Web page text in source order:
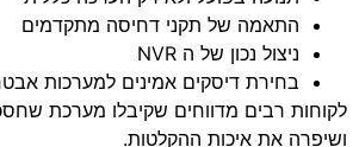
התאמה של תקני דחיסה מתקדמים
ניצול נכון של ה NVR
בחירת דיסקים אמינים למערכות
לקוחות רבים מדווחים שקיבלו מערכת
ושיפרה את איכות ההקלטות.